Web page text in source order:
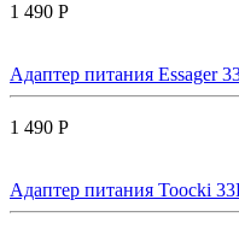
1 490 Р
Адаптер питания Essager
1 490 Р
Адаптер питания Toocki